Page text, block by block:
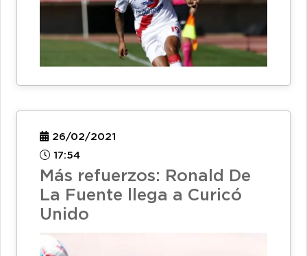
26/02/2021
17:54
Más refuerzos: Ronald De
La Fuente llega a Curicó
Unido